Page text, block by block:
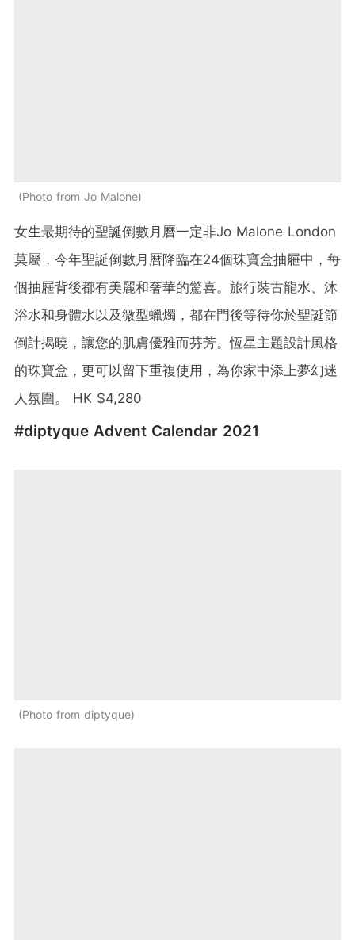
Photo from Jo Malone
女生最期待的聖誕倒數月曆一定非Jo Malone London
莫屬，今年聖誕倒數月曆降臨在24個珠寶盒抽屜中，每
個抽屜背後都有美麗和奢華的驚喜。旅行裝古龍水、沐
浴水和身體水以及微型蠟燭，都在門後等待你於聖誕節
倒計揭曉，讓您的肌膚優雅而芬芳。恆星主題設計風格
的珠寶盒，更可以留下重複使用，為你家中添上夢幻迷
人氛圍。 HK $4,280
#diptyque Advent Calendar 2021
Photo from diptyque